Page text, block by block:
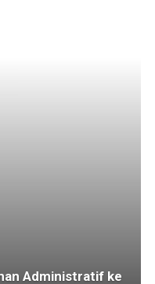
Administratif ke